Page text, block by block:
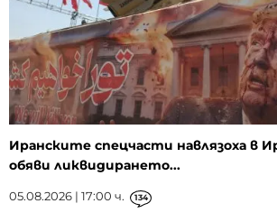
Иранските спецчасти навлязоха в
обяви ликвидирането...
05.08.2026 | 17:00 ч. 134